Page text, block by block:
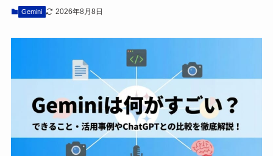
Gemini 2026年8月8日